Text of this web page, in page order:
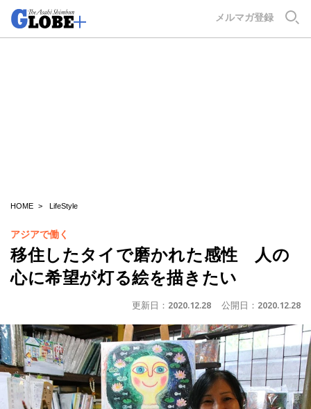
メルマガ登録
HOME LifeStyle
アジアで働く
移住したタイで磨かれた感性 人の
心に希望が灯る絵を描きたい
更新日： 2020.12.28 公開日： 2020.12.28